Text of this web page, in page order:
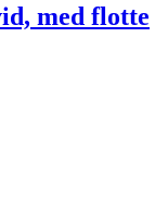
med flotte